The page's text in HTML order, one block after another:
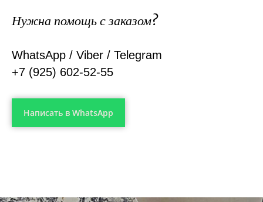
Нужна помощь с заказом?
WhatsApp / Viber / Telegram
+7 (925) 602-52-55
Напиcать в WhatsApp